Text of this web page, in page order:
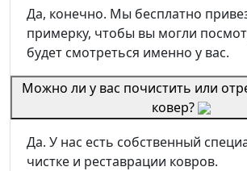
Да, конечно. Мы бесплатно
примерку, чтобы вы могли
будет смотреться именно у вас.
Можно ли у вас почистить или
ковер?
Да. У нас есть собственный
чистке и реставрации ковров.